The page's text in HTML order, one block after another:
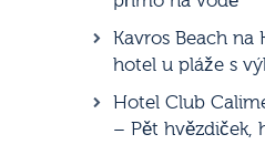
Kavros Beach na
hotel u pláže s
Hotel Club
– Pět hvězdiček,